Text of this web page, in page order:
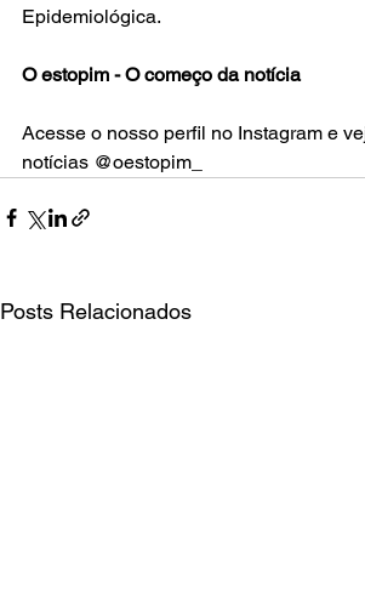
Epidemiológica.
O estopim - O começo da notícia
Acesse o nosso perfil no Instagram e
notícias @oestopim_
Posts Relacionados